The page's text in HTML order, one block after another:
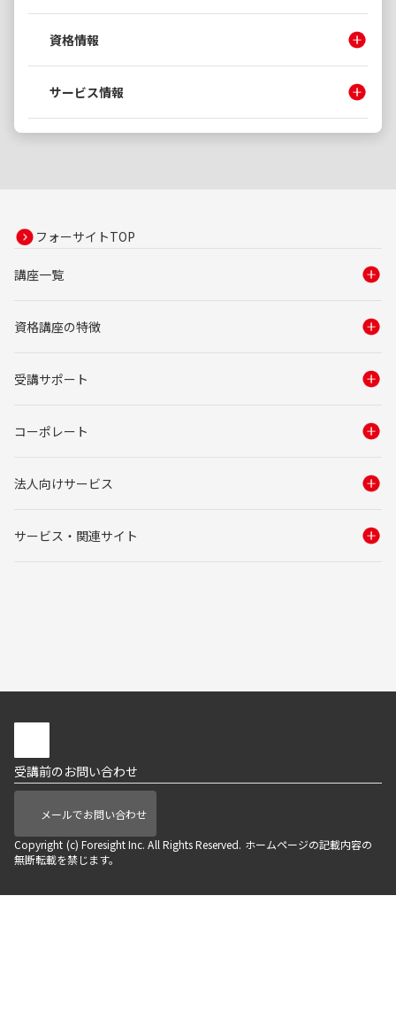
資格情報
サービス情報
フォーサイトTOP
講座一覧
資格講座の特徴
受講サポート
コーポレート
法人向けサービス
サービス・関連サイト
受講前のお問い合わせ
メールでお問い合わせ
Copyright (c) Foresight Inc. All Rights Reserved. ホームページの記載内容の
無断転載を禁じます。